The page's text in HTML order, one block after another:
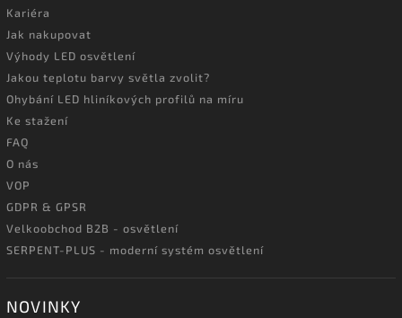
Kariéra
Jak nakupovat
Výhody LED osvětlení
Jakou teplotu barvy světla zvolit?
Ohybání LED hliníkových profilů na míru
Ke stažení
FAQ
O nás
VOP
GDPR & GPSR
Velkoobchod B2B - osvětlení
SERPENT-PLUS - moderní systém osvětlení
NOVINKY